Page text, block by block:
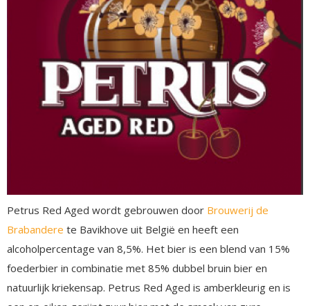
Petrus Red Aged wordt gebrouwen door Brouwerij de
Brabandere te Bavikhove uit België en heeft een
alcoholpercentage van 8,5%. Het bier is een blend van 15%
foederbier in combinatie met 85% dubbel bruin bier en
natuurlijk kriekensap. Petrus Red Aged is amberkleurig en is